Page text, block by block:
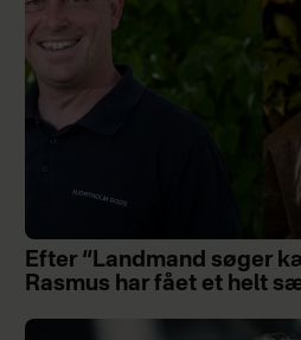
Efter “Landmand søger
Rasmus har fået et helt